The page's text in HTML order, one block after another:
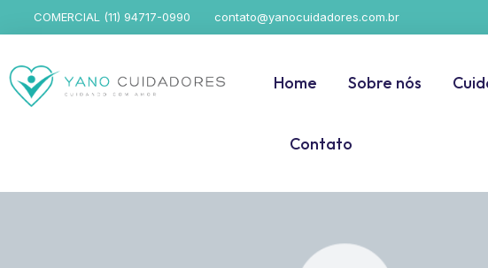
COMERCIAL (11) 94717-0990 contato@yanocuidadores.com.br
Home Sobre nós
Contato